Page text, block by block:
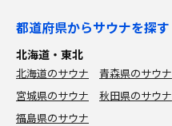
都道府県からサウナを探す
北海道・東北
北海道のサウナ 青森県のサウナ
宮城県のサウナ
秋田県のサウナ
福島県のサウナ